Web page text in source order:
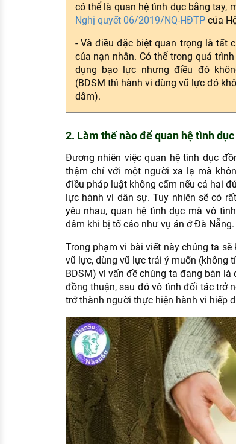
có thể là quan hệ tình dục bằng tay,
Nghị quyết 06/2019/NQ-HĐTPcủa
- Và điều đặc biệt quan trọng là tất
của nạn nhân. Có thể trong quá
dụng bạo lực nhưng điều đó
(BDSM thì hành vi dùng vũ lực đó
dâm).
2. Làm thế nào để quan hệ tình
Đương nhiên việc quan hệ tình dục
thậm chí với một người xa lạ mà
điều pháp luật không cấm nếu cả hai
lực hành vi dân sự. Tuy nhiên sẽ có
yêu nhau, quan hệ tình dục mà vô
dâm khi bị tố cáo như vụ án ở Đà Nẵng.
Trong phạm vi bài viết này chúng ta
vũ lực, dùng vũ lực trái ý muốn (không
BDSM) vì vấn đề chúng ta đang bàn
đồng thuận, sau đó vô tình đối tác trở
trở thành người thực hiện hành vi hiếp